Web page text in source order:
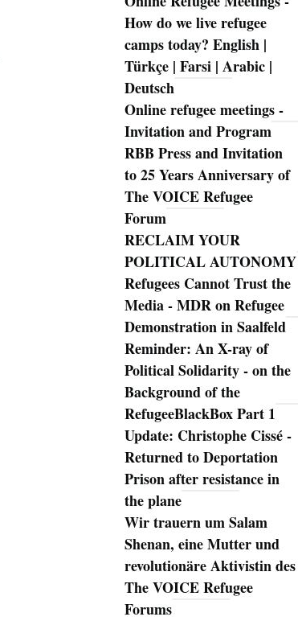
How do we live refugee
camps today? English |
Türkçe | Farsi | Arabic |
Deutsch
Online refugee meetings -
Invitation and Program
RBB Press and Invitation
to 25 Years Anniversary of
The VOICE Refugee
Forum
RECLAIM YOUR
POLITICAL AUTONOMY
Refugees Cannot Trust the
Media - MDR on Refugee
Demonstration in Saalfeld
Reminder: An X-ray of
Political Solidarity - on the
Background of the
RefugeeBlackBox Part 1
Update: Christophe Cissé -
Returned to Deportation
Prison after resistance in
the plane
Wir trauern um Salam
Shenan, eine Mutter und
revolutionäre Aktivistin des
The VOICE Refugee
Forums